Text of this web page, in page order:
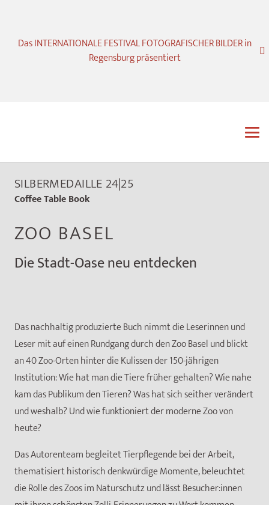
Das INTERNATIONALE FESTIVAL FOTOGRAFISCHER BILDER in
Regensburg präsentiert
SILBERMEDAILLE 24|25
Coffee Table Book
ZOO BASEL
Die Stadt-Oase neu entdecken
Das nachhaltig produzierte Buch nimmt die Leserinnen und
Leser mit auf einen Rundgang durch den Zoo Basel und blickt
an 40 Zoo-Orten hinter die Kulissen der 150-jährigen
Institution: Wie hat man die Tiere früher gehalten? Wie nahe
kam das Publikum den Tieren? Was hat sich seither verändert
und weshalb? Und wie funktioniert der moderne Zoo von
heute?
Das Autorenteam begleitet Tierpflegende bei der Arbeit,
thematisiert historisch denkwürdige Momente, beleuchtet
die Rolle des Zoos im Naturschutz und lässt Besucher:innen